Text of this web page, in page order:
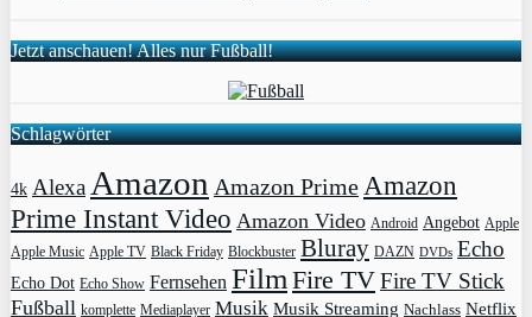
Jetzt anschauen! Alles nur Fußball!
Schlagwörter
4k Alexa Amazon Amazon Prime Amazon
Prime Instant Video Amazon Video Android Angebot Apple
Apple Music Apple TV Black Friday Blockbuster Bluray DAZN DVDs Echo
Echo Dot Echo Show Fernsehen Film Fire TVFire TV Stick
Fußball komplette Mediaplayer Musik Musik Streaming Nachlass Netflix